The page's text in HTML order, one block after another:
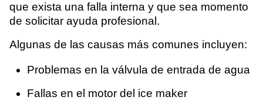
que exista una falla interna y que sea momento
de solicitar ayuda profesional.
Algunas de las causas más comunes incluyen:
Problemas en la válvula de entrada de agua
Fallas en el motor del ice maker